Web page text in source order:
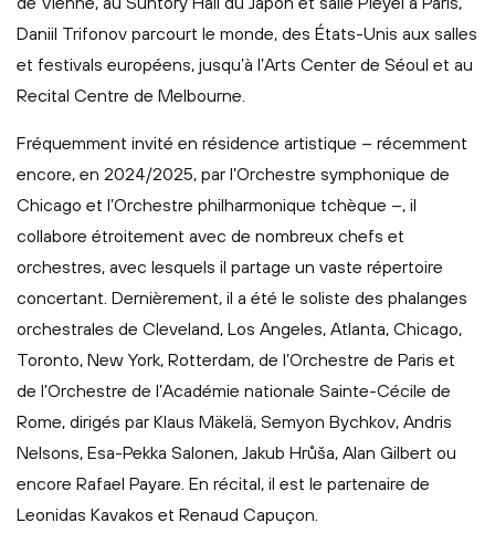
Daniil Trifonov parcourt le monde, des États-Unis aux salles
et festivals européens, jusqu’à l’Arts Center de Séoul et au
Recital Centre de Melbourne.
Fréquemment invité en résidence artistique – récemment
encore, en 2024/2025, par l’Orchestre symphonique de
Chicago et l’Orchestre philharmonique tchèque –, il
collabore étroitement avec de nombreux chefs et
orchestres, avec lesquels il partage un vaste répertoire
concertant. Dernièrement, il a été le soliste des phalanges
orchestrales de Cleveland, Los Angeles, Atlanta, Chicago,
Toronto, New York, Rotterdam, de l’Orchestre de Paris et
de l’Orchestre de l’Académie nationale Sainte-Cécile de
Rome, dirigés par Klaus Mäkelä, Semyon Bychkov, Andris
Nelsons, Esa-Pekka Salonen, Jakub Hrůša, Alan Gilbert ou
encore Rafael Payare. En récital, il est le partenaire de
Leonidas Kavakos et Renaud Capuçon.